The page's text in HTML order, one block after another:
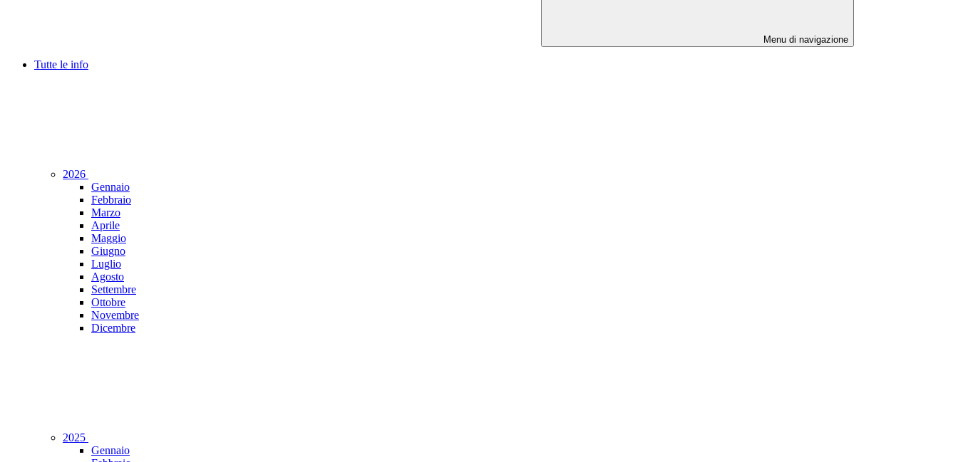
Menu di navigazione
Tutte le info
2026
Gennaio
Febbraio
Marzo
Aprile
Maggio
Giugno
Luglio
Agosto
Settembre
Ottobre
Novembre
Dicembre
2025
Gennaio